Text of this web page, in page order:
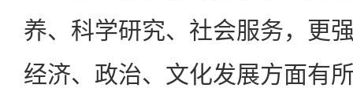
养、科学研究、社会服务，更
经济、政治、文化发展方面有